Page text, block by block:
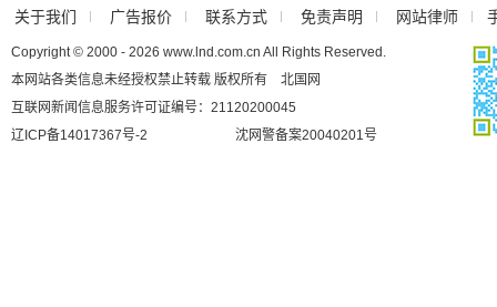
关于我们 广告报价 联系方式 免责声明 网站律师
Copyright © 2000 - 2026 www.lnd.com.cn All Rights Reserved.
本网站各类信息未经授权禁止转载 版权所有 北国网
互联网新闻信息服务许可证编号：21120200045
辽ICP备14017367号-2
沈网警备案20040201号